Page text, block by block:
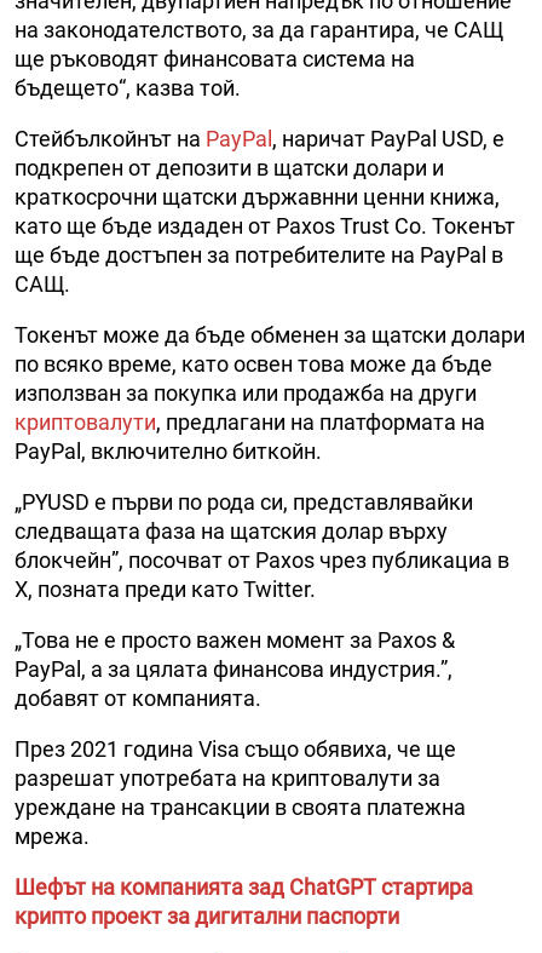
на законодателството, за да гарантира, че САЩ
ще ръководят финансовата система на
бъдещето“, казва той.
Стейбълкойнът на PayPal , наричат PayPal USD, е
подкрепен от депозити в щатски долари и
краткосрочни щатски държавнни ценни книжа,
като ще бъде издаден от Paxos Trust Co. Токенът
ще бъде достъпен за потребителите на PayPal в
САЩ.
Токенът може да бъде обменен за щатски долари
по всяко време, като освен това може да бъде
използван за покупка или продажба на други
криптовалути, предлагани на платформата на
PayPal, включително биткойн.
„PYUSD е първи по рода си, представлявайки
следващата фаза на щатския долар върху
блокчейн”, посочват от Paxos чрез публикациа в
X, позната преди като Twitter.
„Това не е просто важен момент за Paxos &
PayPal, а за цялата финансова индустрия.”,
добавят от компанията.
През 2021 година Visa също обявиха, че ще
разрешат употребата на криптовалути за
уреждане на трансакции в своята платежна
мрежа.
Шефът на компанията зад ChatGPT стартира
крипто проект за дигитални паспорти